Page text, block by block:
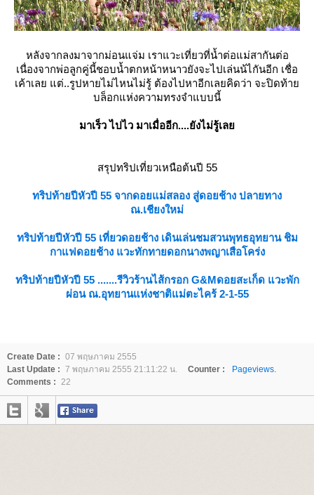
หลังจากลงมาจากม่อนแจ่ม เราแวะเที่ยวที่น้ำต่อแม่สากันต่อ
เนื่องจากพ่อลูกคู่นี้ชอบน้ำตกหน้าหนาวยังจะไปเล่นน้ไกันอีก เชื่อ
เค้าเลย แต่..รูปหายไม่ไหนไม่รู้ ต้องไปหาอีกเลยคิดว่า จะปิดท้า
บล็อกแห่งความทรงจำแบบนี้
มาเร็ว ไปไว มาเมื่ออีก....ยังไม่รู้เล
สรุปทริปเที่ยวเหนือต้นปี 55
ทริปท้ายปีหัวปี 55 จากดอยแม่สลอง สู่ดอยช้าง ปลายทาง
ณ.เชียงใหม่
ทริปท้ายปีหัวปี 55 เที่ยวดอยช้าง เดินเล่นชมสวนพุทธอุทยาน ชิม
กาแฟดอยช้าง แวะทักทายดอกนางพญาเสือโคร่ง
ทริปท้ายปีหัวปี 55 .......รีวิวร้านไส้กรอก G&Mดอยสะเก็ด แวะพัก
ผ่อน ณ.อุทยานแห่งชาติแม่ตะไคร้ 2-1-55
Create Date : 07 พฤษภาคม 2555
Last Update : 7 พฤษภาคม 2555 21:11:22 น. Counter :
Pageviews.
Comments :
22